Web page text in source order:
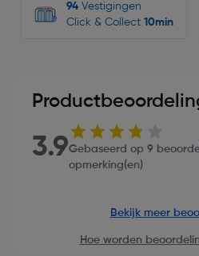
94 Vestigingen
Click & Collect 10min
3.9Gebaseerd op 9
opmerking(en)
Bekijk meer
Hoe worden